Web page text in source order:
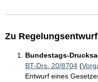
Zu Regelungsentwurf
Bundestags-
BT-Drs. 20/8704 (
Entwurf eines